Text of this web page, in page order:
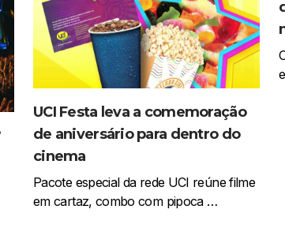
UCI Festa leva a comemoração
de aniversário para dentro do
cinema
Pacote especial da rede UCI reúne filme
em cartaz, combo com pipoca …